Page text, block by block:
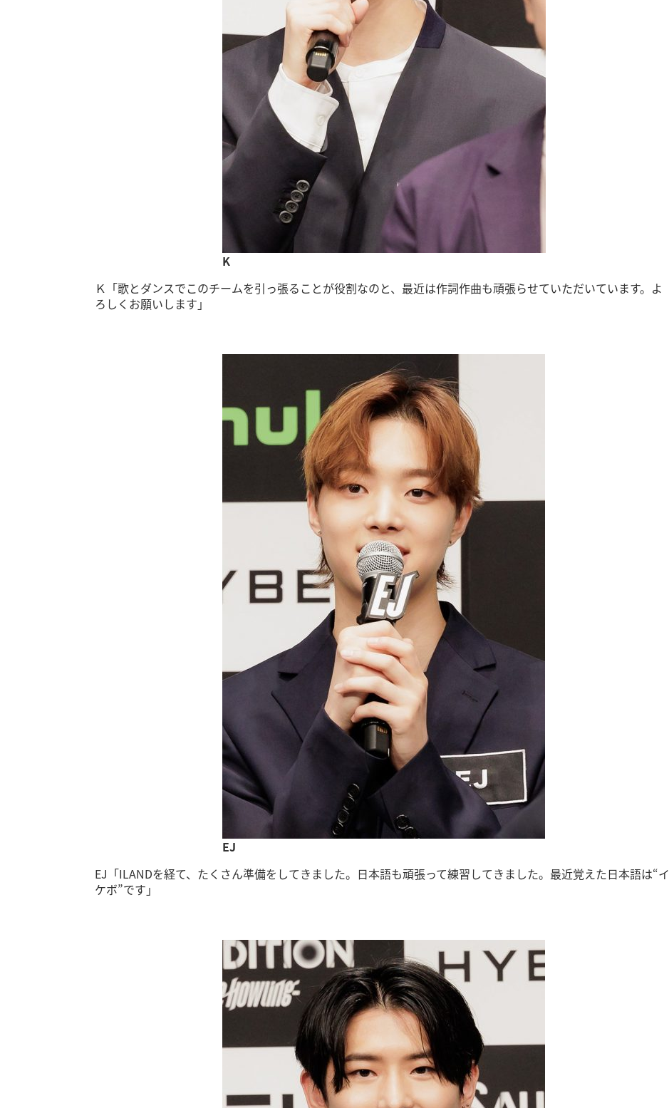
K
Ｋ「歌とダンスでこのチームを引っ張ることが役割なのと、最近は作詞作曲も頑張らせていただいています。よ
ろしくお願いします」
EJ
EJ「ILANDを経て、たくさん準備をしてきました。日本語も頑張って練習してきました。最近覚えた日本語は“イ
ケボ”です」